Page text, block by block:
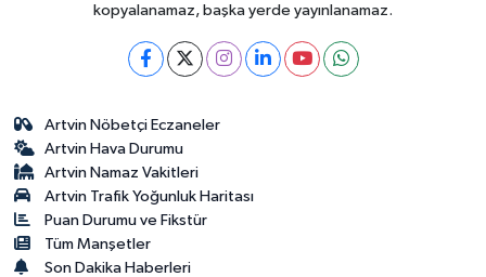
kopyalanamaz, başka yerde yayınlanamaz.
Artvin Nöbetçi Eczaneler
Artvin Hava Durumu
Artvin Namaz Vakitleri
Artvin Trafik Yoğunluk Haritası
Puan Durumu ve Fikstür
Tüm Manşetler
Son Dakika Haberleri